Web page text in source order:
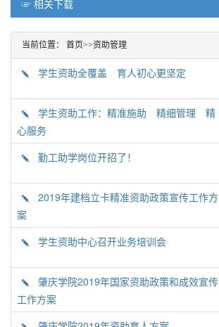
☞ 相关下载
当前位置： 首页>>资助管理
学生资助全覆盖 育人初心更坚定
学生资助工作：精准施助 精细管理 精
心服务
勤工助学岗位开招了！
2019年建档立卡精准资助政策宣传工作方
案
学生资助中心召开业务培训会
肇庆学院2019年国家资助政策和成效宣传
工作方案